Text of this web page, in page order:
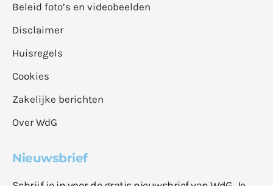
Beleid foto’s en videobeelden
Disclaimer
Huisregels
Cookies
Zakelijke berichten
Over WdG
Nieuwsbrief